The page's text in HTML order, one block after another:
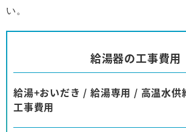
い。
給湯器の工事費用
給湯+おいだき / 給湯専用 / 高温水供
工事費用